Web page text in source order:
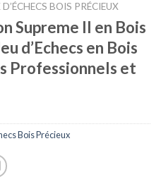
D’ÉCHECS BOIS PRÉCIEUX
Supreme II en Bois
d’Echecs en Bois
Professionnels et
Bois Précieux